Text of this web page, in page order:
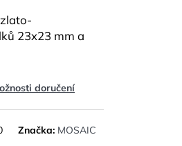
23x23 mm a
doručení
Značka: MOSAIC